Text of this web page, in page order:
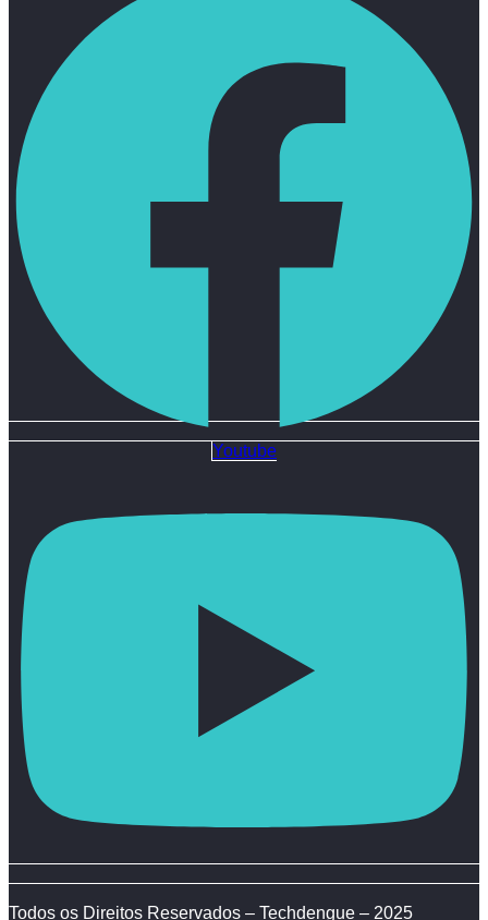
Youtube
Todos os Direitos Reservados – Techdengue – 2025